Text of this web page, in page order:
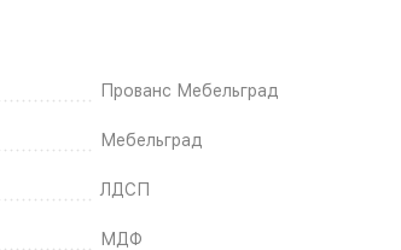
Прованс Мебельград
Мебельград
ЛДСП
МДФ